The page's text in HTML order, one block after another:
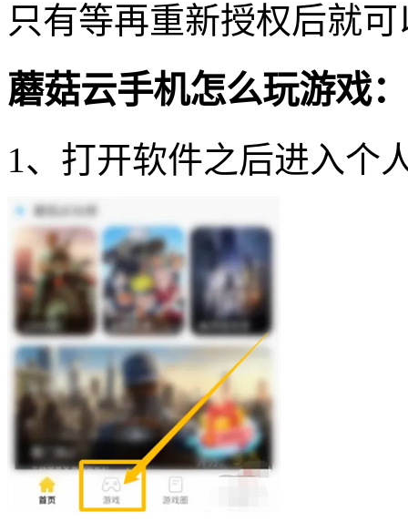
只有等再重新授权后就
蘑菇云手机怎么玩游戏：
1、打开软件之后进入个